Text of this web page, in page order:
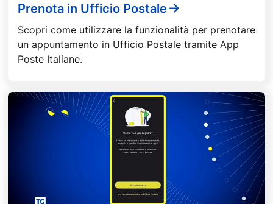
Prenota in Ufficio Postale
Scopri come utilizzare la funzionalità per prenotare
un appuntamento in Ufficio Postale tramite App
Poste Italiane.